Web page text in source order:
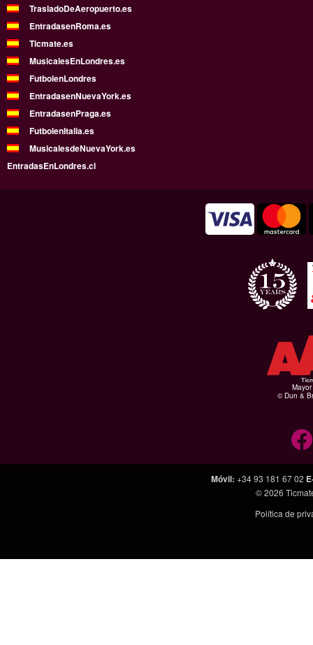
TrasladoDeAeropuerto.es
EntradasenRoma.es
Ticmate.es
MusicalesEnLondres.es
FutbolenLondres
EntradasenNuevaYork.es
EntradasenPraga.es
FutbolenItalia.es
MusicalesdeNuevaYork.es
EntradasEnLondres.cl
© Dun &
Móvil: +34 93 181 67 02
© 2026
Política de